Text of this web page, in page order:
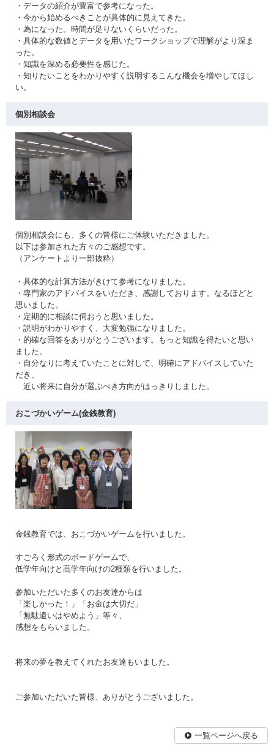
・データの紹介が豊富で参考になった。
・今から始めるべきことが具体的に見えてきた。
・為になった。時間が足りないくらいだった。
・具体的な数値とデータを用いたワークショップで理解がより深ま
った。
・知識を深める必要性を感じた。
・知りたいことをわかりやすく説明するこんな機会を増やしてほし
い。
個別相談会
個別相談会にも、多くの皆様にご体験いただきました。
以下は参加された方々のご感想です。
（アンケートより一部抜粋）
・具体的な計算方法がきけて参考になりました。
・専門家のアドバイスをいただき、感謝しております。なるほどと
思いました。
・定期的に相談に伺おうと思いました。
・説明がわかりやすく、大変勉強になりました。
・的確な回答をありがとうございます。もっと知識を得たいと思い
ました。
・自分なりに考えていたことに対して、明確にアドバイスしていた
だき、
近い将来に自分が選ぶべき方向がはっきりしました。
おこづかいゲーム(金銭教育)
金銭教育では、おこづかいゲームを行いました。
すごろく形式のボードゲームで、
低学年向けと高学年向けの2種類を行いました。
参加いただいた多くのお友達からは
「楽しかった！」「お金は大切だ」
「無駄遣いはやめよう」等々、
感想をもらいました。
将来の夢を教えてくれたお友達もいました。
ご参加いただいた皆様、ありがとうございました。
一覧ページへ戻る